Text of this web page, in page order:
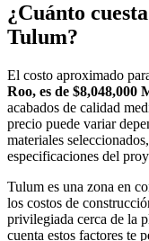
¿Cuánto
Tulum?
El costo aproximado
Roo, es de $8,048,000
acabados de calidad
precio puede variar
materiales
especificaciones del
Tulum es una zona en
los costos de
privilegiada cerca de la
cuenta estos factores te